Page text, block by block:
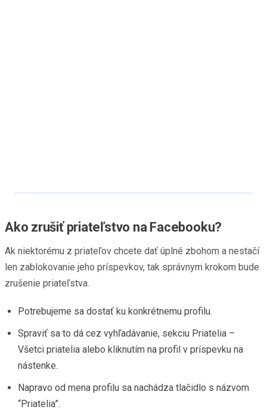
Ako zrušiť priateľstvo na Facebooku?
Ak niektorému z priateľov chcete dať úplné zbohom a nestačí
len zablokovanie jeho príspevkov, tak správnym krokom bude
zrušenie priateľstva.
Potrebujeme sa dostať ku konkrétnemu profilu.
Spraviť sa to dá cez vyhľadávanie, sekciu Priatelia –
Všetci priatelia alebo kliknutím na profil v príspevku na
nástenke.
Napravo od mena profilu sa nachádza tlačidlo s názvom
“Priatelia”.